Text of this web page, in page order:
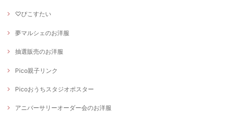
♡ぴこすたい
夢マルシェのお洋服
抽選販売のお洋服
Pico親子リンク
Picoおうちスタジオポスター
アニバーサリーオーダー会のお洋服